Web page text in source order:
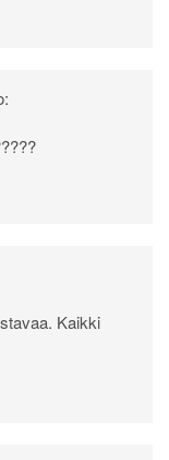
Kaikki